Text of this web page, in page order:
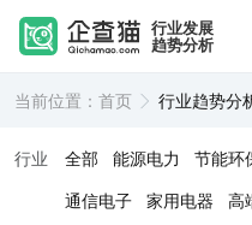
行业发展
趋势分析
当前位置： 首页 行业趋势分
行业 全部 能源电力 节能环
通信电子 家用电器 高